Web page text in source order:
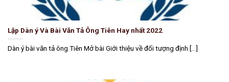
Lập Dàn ý Và Bài Văn Tả Ông Tiên Hay nhất 2022
Dàn ý bài văn tả ông Tiên Mở bài Giới thiệu về đối tượng định [...]